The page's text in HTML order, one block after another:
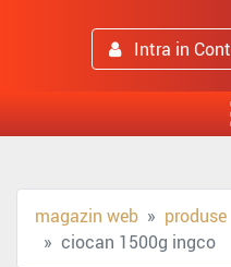
Intra in Cont
magazin web produse
ciocan 1500g ingco